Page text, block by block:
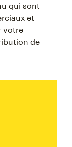
qui sont
et
votre
de